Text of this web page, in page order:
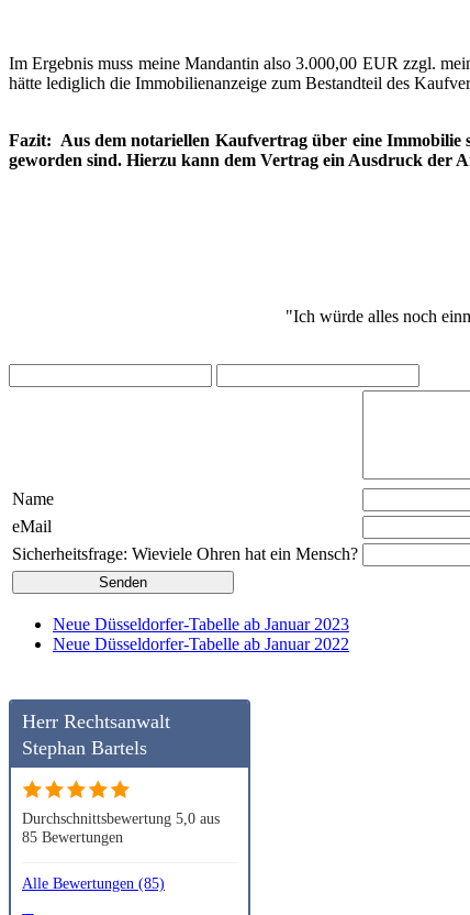
Im Ergebnis muss meine Mandantin also 3.000,00 EUR zzgl.
hätte lediglich die Immobilienanzeige zum Bestandteil des
Fazit: Aus dem notariellen Kaufvertrag über eine Immobilie
geworden sind. Hierzu kann dem Vertrag ein Ausdruck der
"Ich würde alles noch
Name
eMail
Sicherheitsfrage: Wieviele Ohren hat ein Mensch?
Neue Düsseldorfer-Tabelle ab Januar 2023
Neue Düsseldorfer-Tabelle ab Januar 2022
Herr Rechtsanwalt
Stephan Bartels
Durchschnittsbewertung 5,0 aus
85 Bewertungen
Alle Bewertungen (85)